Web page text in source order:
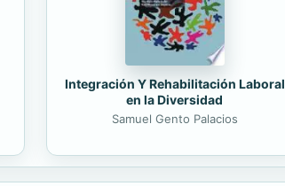
Integración Y Rehabilitación Laboral
en la Diversidad
Samuel Gento Palacios